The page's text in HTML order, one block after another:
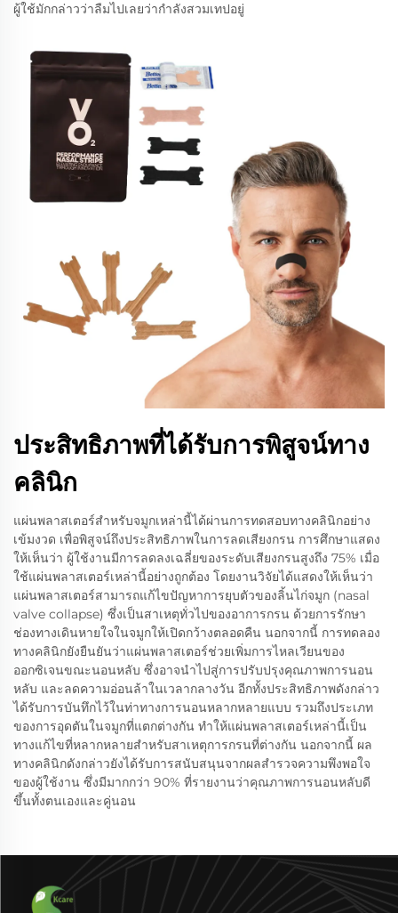
ผู้ใช้มักกล่าวว่าลืมไปเลยว่ากำลังสวมเทปอยู่
ประสิทธิภาพที่ได้รับการพิสูจน์ทาง
คลินิก
แผ่นพลาสเตอร์สำหรับจมูกเหล่านี้ได้ผ่านการทดสอบทางคลินิกอย่าง
เข้มงวด เพื่อพิสูจน์ถึงประสิทธิภาพในการลดเสียงกรน การศึกษาแสดง
ให้เห็นว่า ผู้ใช้งานมีการลดลงเฉลี่ยของระดับเสียงกรนสูงถึง 75% เมื่อ
ใช้แผ่นพลาสเตอร์เหล่านี้อย่างถูกต้อง โดยงานวิจัยได้แสดงให้เห็นว่า
แผ่นพลาสเตอร์สามารถแก้ไขปัญหาการยุบตัวของลิ้นไก่จมูก (nasal
valve collapse) ซึ่งเป็นสาเหตุทั่วไปของอาการกรน ด้วยการรักษา
ช่องทางเดินหายใจในจมูกให้เปิดกว้างตลอดคืน นอกจากนี้ การทดลอง
ทางคลินิกยังยืนยันว่าแผ่นพลาสเตอร์ช่วยเพิ่มการไหลเวียนของ
ออกซิเจนขณะนอนหลับ ซึ่งอาจนำไปสู่การปรับปรุงคุณภาพการนอน
หลับ และลดความอ่อนล้าในเวลากลางวัน อีกทั้งประสิทธิภาพดังกล่าว
ได้รับการบันทึกไว้ในท่าทางการนอนหลากหลายแบบ รวมถึงประเภท
ของการอุดตันในจมูกที่แตกต่างกัน ทำให้แผ่นพลาสเตอร์เหล่านี้เป็น
ทางแก้ไขที่หลากหลายสำหรับสาเหตุการกรนที่ต่างกัน นอกจากนี้ ผล
ทางคลินิกดังกล่าวยังได้รับการสนับสนุนจากผลสำรวจความพึงพอใจ
ของผู้ใช้งาน ซึ่งมีมากกว่า 90% ที่รายงานว่าคุณภาพการนอนหลับดี
ขึ้นทั้งตนเองและคู่นอน